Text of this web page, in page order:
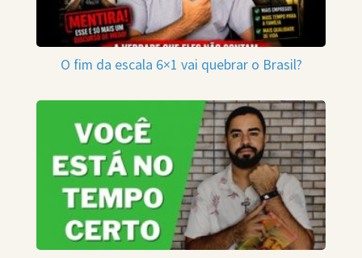
O fim da escala 6×1 vai quebrar o Brasil?